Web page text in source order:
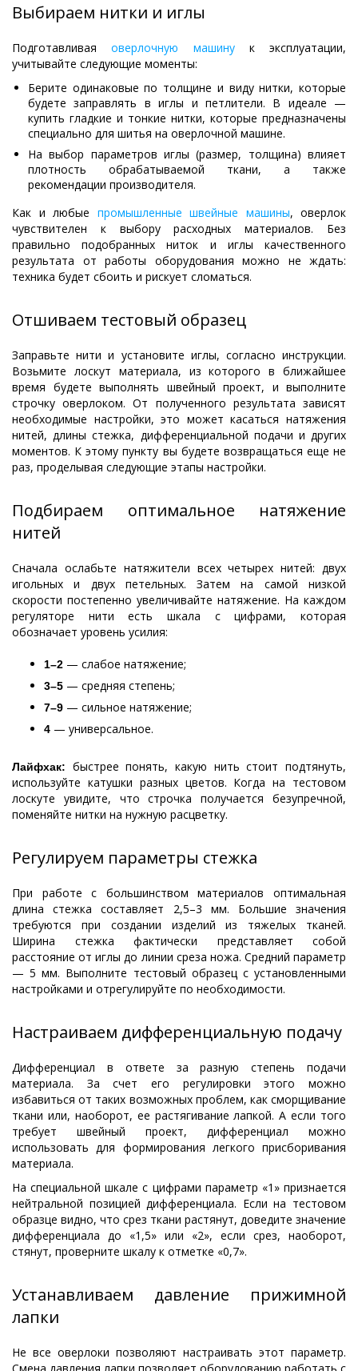
Выбираем нитки и иглы
Подготавливаяоверлочную машинук эксплуатации,
учитывайте следующие моменты:
Берите одинаковые по толщине и виду нитки, которые
будете заправлять в иглы и петлители. В идеале —
купить гладкие и тонкие нитки, которые предназначены
специально для шитья на оверлочной машине.
На выбор параметров иглы (размер, толщина) влияет
плотность обрабатываемой ткани, а также
рекомендации производителя.
Как и любые промышленные швейные машины, оверлок
чувствителен к выбору расходных материалов. Без
правильно подобранных ниток и иглы качественного
результата от работы оборудования можно не ждать:
техника будет сбоить и рискует сломаться.
Отшиваем тестовый образец
Заправьте нити и установите иглы, согласно инструкции.
Возьмите лоскут материала, из которого в ближайшее
время будете выполнять швейный проект, и выполните
строчку оверлоком. От полученного результата зависят
необходимые настройки, это может касаться натяжения
нитей, длины стежка, дифференциальной подачи и других
моментов. К этому пункту вы будете возвращаться еще не
раз, проделывая следующие этапы настройки.
Подбираем оптимальное натяжение
нитей
Сначала ослабьте натяжители всех четырех нитей: двух
игольных и двух петельных. Затем на самой низкой
скорости постепенно увеличивайте натяжение. На каждом
регуляторе нити есть шкала с цифрами, которая
обозначает уровень усилия:
1–2 — слабое натяжение;
3–5 — средняя степень;
7–9 — сильное натяжение;
4 — универсальное.
Лайфхак:
быстрее понять, какую нить стоит подтянуть,
используйте катушки разных цветов. Когда на тестовом
лоскуте увидите, что строчка получается безупречной,
поменяйте нитки на нужную расцветку.
Регулируем параметры стежка
При работе с большинством материалов оптимальная
длина стежка составляет 2,5–3 мм. Большие значения
требуются при создании изделий из тяжелых тканей.
Ширина стежка фактически представляет собой
расстояние от иглы до линии среза ножа. Средний параметр
— 5 мм. Выполните тестовый образец с установленными
настройками и отрегулируйте по необходимости.
Настраиваем дифференциальную подачу
Дифференциал в ответе за разную степень подачи
материала. За счет его регулировки этого можно
избавиться от таких возможных проблем, как сморщивание
ткани или, наоборот, ее растягивание лапкой. А если того
требует швейный проект, дифференциал можно
использовать для формирования легкого присборивания
материала.
На специальной шкале с цифрами параметр «1» признается
нейтральной позицией дифференциала. Если на тестовом
образце видно, что срез ткани растянут, доведите значение
дифференциала до «1,5» или «2», если срез, наоборот,
стянут, проверните шкалу к отметке «0,7».
Устанавливаем давление прижимной
лапки
Не все оверлоки позволяют настраивать этот параметр.